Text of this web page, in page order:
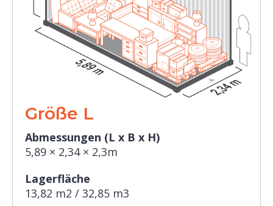
Größe L
Abmessungen (L x B x H)
5,89 × 2,34 × 2,3m
Lagerfläche
13,82 m2 / 32,85 m3